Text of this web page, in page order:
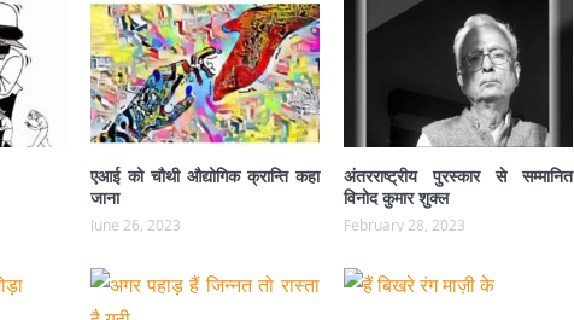
एआई को चौथी औद्योगिक क्रान्ति कहा
जाना
June 26, 2023
अंतरराष्ट्रीय पुरस्कार से सम्मानित
विनोद कुमार शुक्ल
February 28, 2023